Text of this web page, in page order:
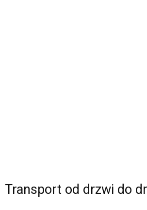
Transport od drzwi do